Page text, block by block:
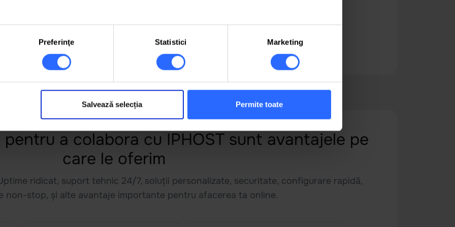
Preferinţe Statistici Marketing
Salvează selecția Permite toate
AccesGIT
IP Dedicat
Personal PTR record
Suport tehnic prioritar
AccesGIT
Personal PTR record
Suport tehnic prioritar
a colabora cu IPHOST sunt avantajele pe
care le oferim
ridicat, suport tehnic 24/7, soluții personalizate, securitate, configurare rapidă,
non-stop, și alte avantaje importante pentru afacerea ta online.